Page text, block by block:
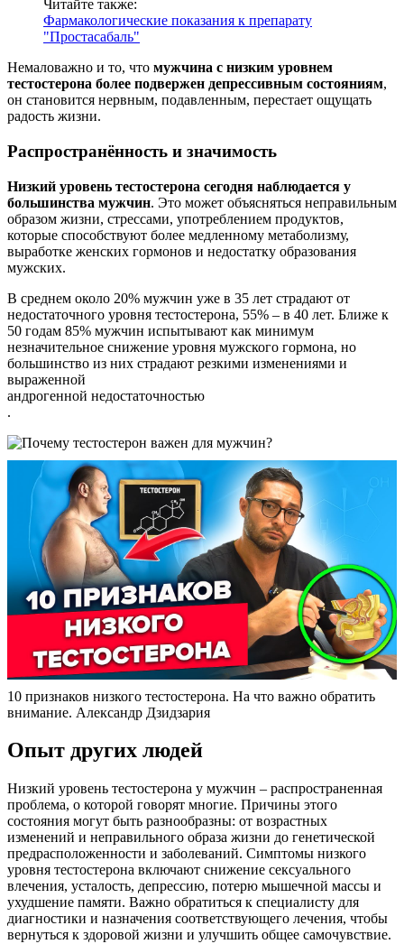
Читайте также:
Фармакологические показания к препарату
"Простасабаль"
Немаловажно и то, что мужчина с низким уровнем
тестостерона более подвержен депрессивным состояниям,
он становится нервным, подавленным, перестает ощущать
радость жизни.
Распространённость и значимость
Низкий уровень тестостерона сегодня наблюдается у
большинства мужчин. Это может объясняться неправильным
образом жизни, стрессами, употреблением продуктов,
которые способствуют более медленному метаболизму,
выработке женских гормонов и недостатку образования
мужских.
В среднем около 20% мужчин уже в 35 лет страдают от
недостаточного уровня тестостерона, 55% – в 40 лет. Ближе к
50 годам 85% мужчин испытывают как минимум
незначительное снижение уровня мужского гормона, но
большинство из них страдают резкими изменениями и
выраженной
андрогенной недостаточностью
.
10 признаков низкого тестостерона. На что важно обратить
внимание. Александр Дзидзария
Опыт других людей
Низкий уровень тестостерона у мужчин – распространенная
проблема, о которой говорят многие. Причины этого
состояния могут быть разнообразны: от возрастных
изменений и неправильного образа жизни до генетической
предрасположенности и заболеваний. Симптомы низкого
уровня тестостерона включают снижение сексуального
влечения, усталость, депрессию, потерю мышечной массы и
ухудшение памяти. Важно обратиться к специалисту для
диагностики и назначения соответствующего лечения, чтобы
вернуться к здоровой жизни и улучшить общее самочувствие.